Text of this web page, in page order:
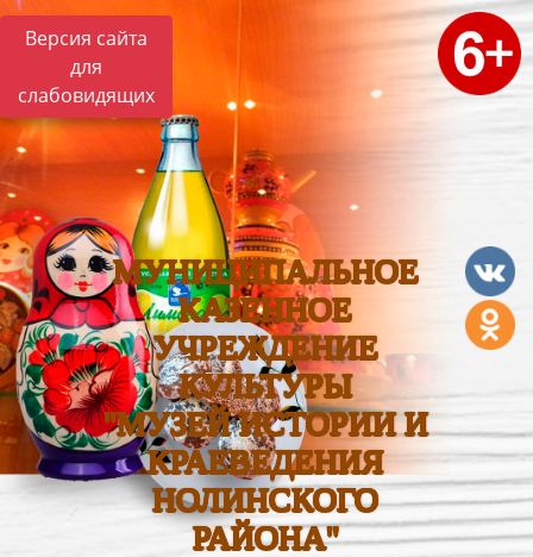
Версия сайта
для
слабовидящих
МУНИЦИПАЛЬНОЕ
КАЗЕННОЕ
УЧРЕЖДЕНИЕ
КУЛЬТУРЫ
"МУЗЕЙ ИСТОРИИ И
КРАЕВЕДЕНИЯ
НОЛИНСКОГО
РАЙОНА"